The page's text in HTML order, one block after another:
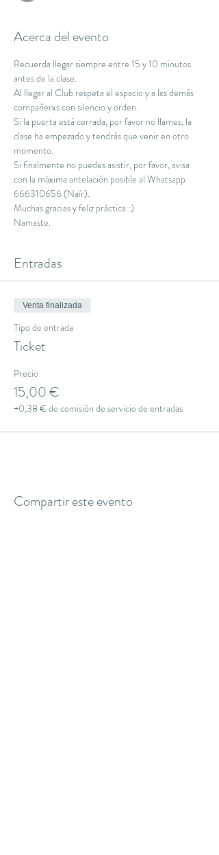
Acerca del evento
Recuerda llegar siempre entre 15 y 10 minutos
antes de la clase.
Al llegar al Club respeta el espacio y a lxs demás
compañerxs con silencio y orden.
Si la puerta está cerrada, por favor no llames, la
clase ha empezado y tendrás que venir en otro
momento.
Si finalmente no puedes asistir, por favor, avisa
con la máxima antelación posible al Whatsapp
666310656 (Naïr).
Muchas gracias y feliz práctica :)
Namaste.
Entradas
Venta finalizada
Tipo de entrada
Ticket
Precio
15,00 €
+0,38 € de comisión de servicio de entradas
Compartir este evento